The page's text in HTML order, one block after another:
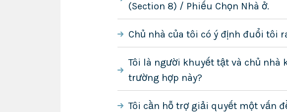
(Section 8) / Phiếu Chọn Nhà ở.
Chủ nhà của tôi có ý định đuổi tôi
Tôi là người khuyết tật và chủ nhà
trường hợp này?
Tôi cần hỗ trợ giải quyết một vấn